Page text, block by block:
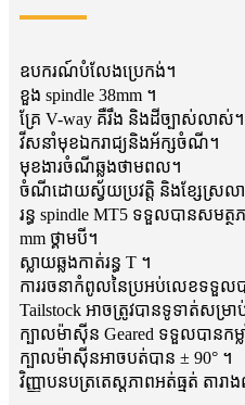
ឧបករណ៍បំលែងប្រេកង់។
ខួង spindle 38mm ។
គ្រែ V-way គឺរឹង និងដីច្បាស់លាស់។
វីសនាំមុខឯករាជ្យនិងអ័ក្សចំណី។
មុខងារចំណីឆ្លងថាមពល។
ចំណីដោយស្វ័យប្រវត្តិ និងខ្សែស្រលា
រន្ធ spindle MT5 ទទួលបានសមត្
mm ថ្គាមបី។
ស្លាយឆ្លងកាត់រន្ធ T ។
ការរចនាកំពូលនៃប្រអប់លេខទទួលប
Tailstock អាចត្រូវបានទូទាត់សម្រា
ក្បាលម៉ាស៊ីន Geared ទទួលបានកម្ល
ក្បាលម៉ាស៊ីនអាចបត់បាន ± 90° ។
វិញ្ញាបនបត្រតេស្តភាពអត់ធ្មត់ តារ